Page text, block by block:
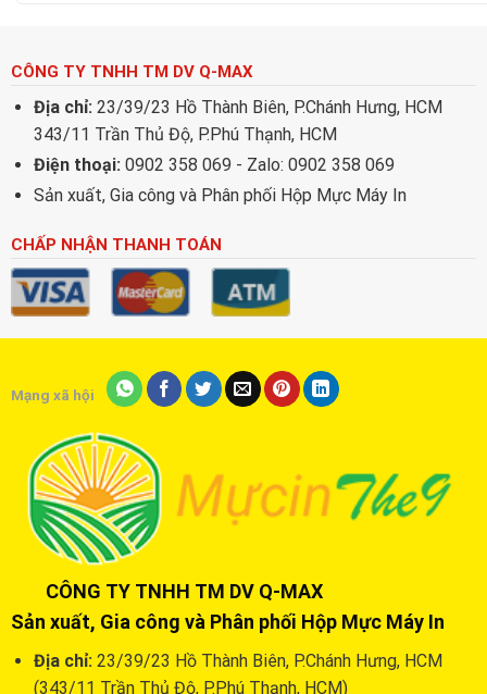
CÔNG TY TNHH TM DV Q-MAX
Địa chỉ: 23/39/23 Hồ Thành Biên, P.Chánh Hưng, HCM
343/11 Trần Thủ Độ, P.Phú Thạnh, HCM
Điện thoại: 0902 358 069 - Zalo: 0902 358 069
Sản xuất, Gia công và Phân phối Hộp Mực Máy In
CHẤP NHẬN THANH TOÁN
Mạng xã hội
CÔNG TY TNHH TM DV Q-MAX
Sản xuất, Gia công và Phân phối Hộp Mực Máy In
Địa chỉ: 23/39/23 Hồ Thành Biên, P.Chánh Hưng, HCM
(343/11 Trần Thủ Độ, P.Phú Thạnh, HCM)